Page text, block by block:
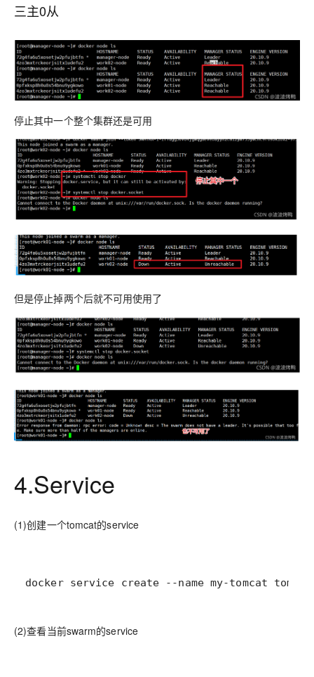
三主0从
停止其中一个整个集群还是可用
但是停止掉两个后就不可用使用了
4.Service
(1)创建一个tomcat的service
docker service create --name my-tomcat tomcat
(2)查看当前swarm的service